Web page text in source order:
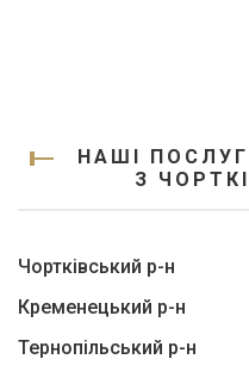
НАШІ
З
Чортківський р-н
Кременецький р-н
Тернопільський р-н